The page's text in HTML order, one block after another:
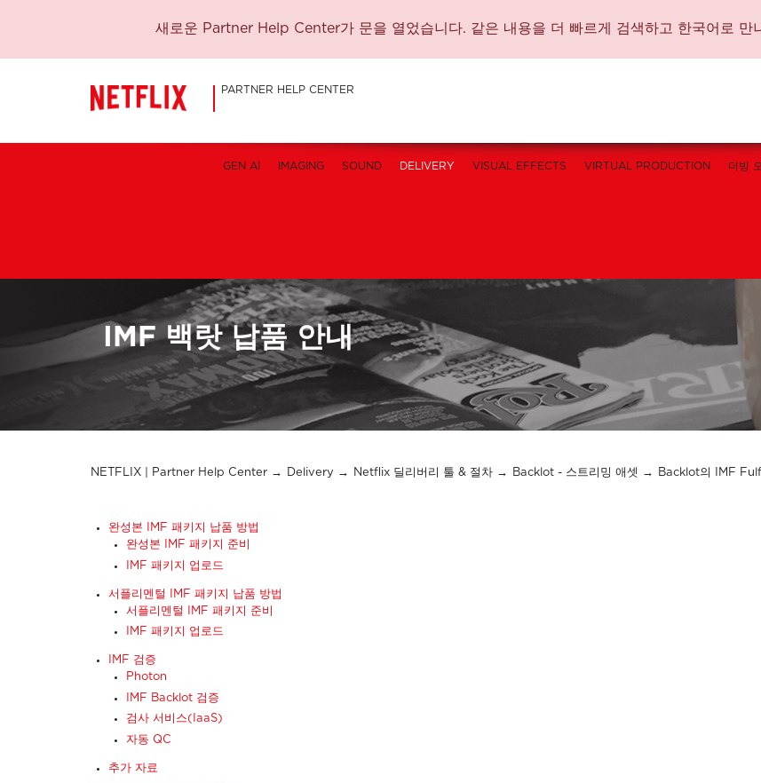
새로운 Partner Help Center가 문을 열었습니다. 같은 내용을 더 빠르게 검색하고 한국어로 만
PARTNER HELP CENTER
GEN AI IMAGING SOUND DELIVERY VISUAL EFFECTS VIRTUAL PRODUCTION 더빙
IMF 백랏 납품 안내
NETFLIX | Partner Help Center Delivery Netflix 딜리버리 툴 & 절차 Backlot - 스트리밍 애셋 Backlot의 IMF
완성본 IMF 패키지 납품 방법
완성본 IMF 패키지 준비
IMF 패키지 업로드
서플리멘털 IMF 패키지 납품 방법
서플리멘털 IMF 패키지 준비
IMF 패키지 업로드
IMF 검증
Photon
IMF Backlot 검증
검사 서비스(IaaS)
자동 QC
추가 자료